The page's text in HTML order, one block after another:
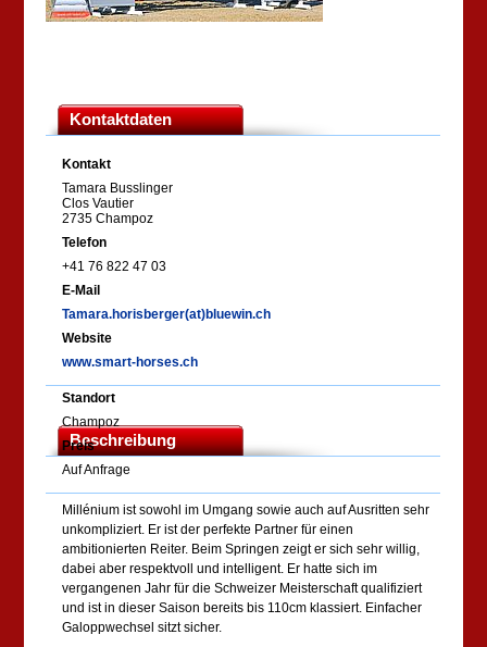
Kontaktdaten
Kontakt
Tamara Busslinger
Clos Vautier
2735 Champoz
Telefon
+41 76 822 47 03
E-Mail
Tamara.horisberger(at)bluewin.ch
Website
www.smart-horses.ch
Standort
Champoz
Preis
Auf Anfrage
Beschreibung
Millénium ist sowohl im Umgang sowie auch auf Ausritten sehr
unkompliziert. Er ist der perfekte Partner für einen
ambitionierten Reiter. Beim Springen zeigt er sich sehr willig,
dabei aber respektvoll und intelligent. Er hatte sich im
vergangenen Jahr für die Schweizer Meisterschaft qualifiziert
und ist in dieser Saison bereits bis 110cm klassiert. Einfacher
Galoppwechsel sitzt sicher.